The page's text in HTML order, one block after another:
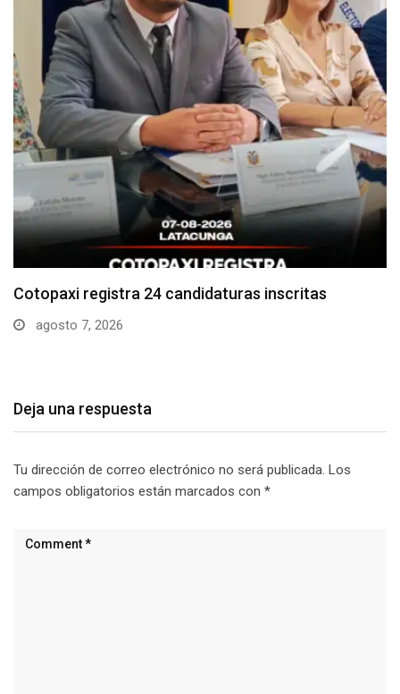
Parque Nacional Cotopaxi espera alta afluencia de
visitantes…
Deja una respuesta
Tu dirección de correo electrónico no será publicada. Los
campos obligatorios están marcados con *